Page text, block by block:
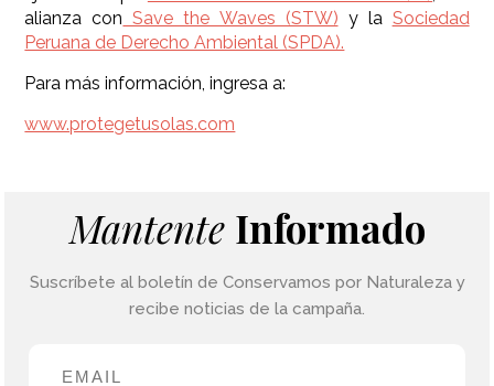
alianza con Save the Waves (STW) y la Sociedad
Peruana de Derecho Ambiental (SPDA).
Para más información, ingresa a:
www.protegetusolas.com
Mantente Informado
Suscríbete al boletín de Conservamos por Naturaleza y
recibe noticias de la campaña.